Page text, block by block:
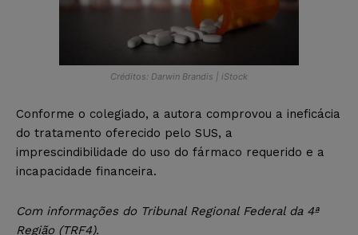
Créditos: Darwin Brandis | iStock
Conforme o colegiado, a autora comprovou a ineficácia
do tratamento oferecido pelo SUS, a
imprescindibilidade do uso do fármaco requerido e a
incapacidade financeira.
Com informações do Tribunal Regional Federal da 4ª
Região (TRF4).